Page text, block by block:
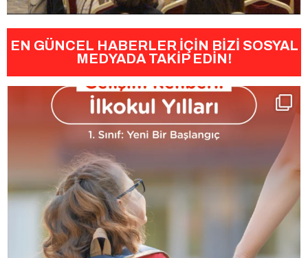
EN GÜNCEL HABERLER İÇİN BİZİ SOSYAL
MEDYADA TAKİP EDİN!